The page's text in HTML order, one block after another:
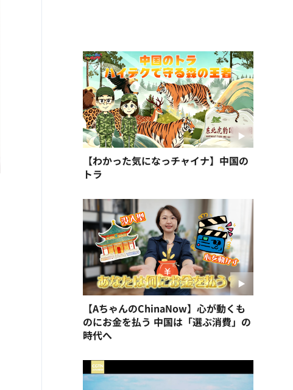
【わかった気になっチャイナ】中国の
トラ
【AちゃんのChinaNow】心が動くも
のにお金を払う 中国は「選ぶ消費」の
時代へ